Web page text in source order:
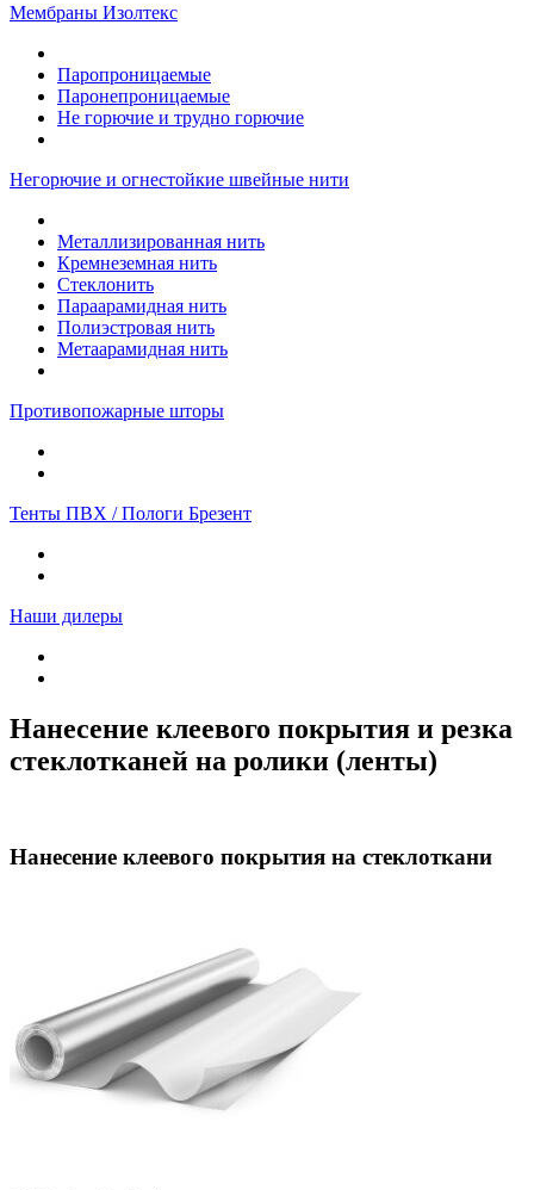
Мембраны Изолтекс
Паропроницаемые
Паронепроницаемые
Не горючие и трудно горючие
Негорючие и огнестойкие швейные нити
Металлизированная нить
Кремнеземная нить
Стеклонить
Параарамидная нить
Полиэстровая нить
Метаарамидная нить
Противопожарные шторы
Тенты ПВХ / Пологи Брезент
Наши дилеры
Нанесение клеевого покрытия и резка
стеклотканей на ролики (ленты)
Нанесение клеевого покрытия на стеклоткани